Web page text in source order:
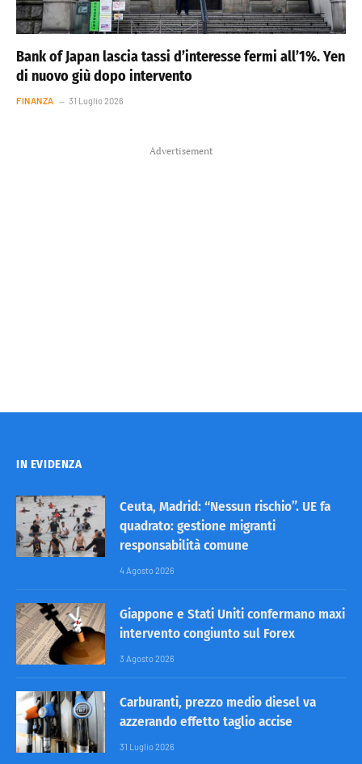
Bank of Japan lascia tassi d’interesse fermi all’1%. Yen
di nuovo giù dopo intervento
FINANZA 31 Luglio 2026
Advertisement
IN EVIDENZA
Ceuta, Madrid: “Nessun rischio”. UE fa
quadrato: gestione migranti
responsabilità comune
4 Agosto 2026
Giappone e Stati Uniti confermano maxi
intervento congiunto sul Forex
3 Agosto 2026
Carburanti, prezzo medio diesel va
azzerando effetto taglio accise
31 Luglio 2026